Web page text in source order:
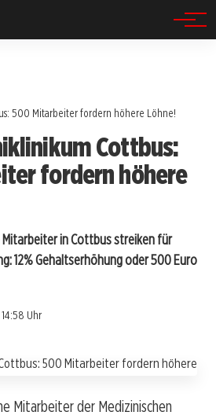
500 Mitarbeiter fordern höhere Löhne!
Cottbus:
fordern höhere
in Cottbus streiken für
12% Gehaltserhöhung oder 500 Euro
Uhr
Mitarbeiter der Medizinischen